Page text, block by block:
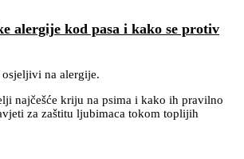
alergije kod pasa i kako se protiv
osjeljivi na alergije.